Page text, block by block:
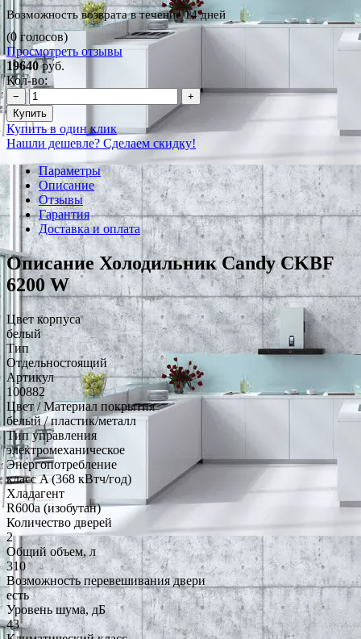
Возможность возврата в течение 14 дней
(0 голосов)
Просмотреть отзывы
19640руб.
Кол-во:
−
+
Купить
Купить в один клик
Нашли дешевле? Сделаем скидку!
Параметры
Описание
Отзывы
Гарантия
Доставка и оплата
Описание Холодильник Candy CKBF
6200 W
Цвет корпуса
белый
Тип
Отдельностоящий
Артикул
100882
Цвет / Материал покрытия
белый / пластик/металл
Тип управления
электромеханическое
Энергопотребление
класс A (368 кВтч/год)
Хладагент
R600a (изобутан)
Количество дверей
2
Общий объем, л
310
Возможность перевешивания двери
есть
Уровень шума, дБ
43